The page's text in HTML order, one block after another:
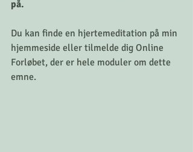
på.
Du kan finde en hjertemeditation på min
hjemmeside eller tilmelde dig Online
Forløbet, der er hele moduler om dette
emne.